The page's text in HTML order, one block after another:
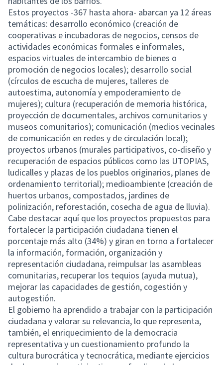
Estos proyectos -367 hasta ahora- abarcan ya 12 áreas
temáticas: desarrollo económico (creación de
cooperativas e incubadoras de negocios, censos de
actividades económicas formales e informales,
espacios virtuales de intercambio de bienes o
promoción de negocios locales); desarrollo social
(círculos de escucha de mujeres, talleres de
autoestima, autonomía y empoderamiento de
mujeres); cultura (recuperación de memoria histórica,
proyección de documentales, archivos comunitarios y
museos comunitarios); comunicación (medios vecinales
de comunicación en redes y de circulación local);
proyectos urbanos (murales participativos, co-diseño y
recuperación de espacios públicos como las UTOPIAS,
ludicalles y plazas de los pueblos originarios, planes de
ordenamiento territorial); medioambiente (creación de
huertos urbanos, compostados, jardines de
polinización, reforestación, cosecha de agua de lluvia).
Cabe destacar aquí que los proyectos propuestos para
fortalecer la participación ciudadana tienen el
porcentaje más alto (34%) y giran en torno a fortalecer
la información, formación, organización y
representación ciudadana, reimpulsar las asambleas
comunitarias, recuperar los tequios (ayuda mutua),
mejorar las capacidades de gestión, cogestión y
autogestión.
El gobierno ha aprendido a trabajar con la participación
ciudadana y valorar su relevancia, lo que representa,
también, el enriquecimiento de la democracia
representativa y un cuestionamiento profundo la
cultura burocrática y tecnocrática, mediante ejercicios